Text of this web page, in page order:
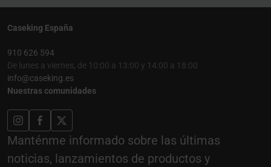
Caseking España
910 626 594
De lunes a viernes, de 10:00 a 13:00 y 14:00 a 18:00
info@caseking.es
Nuestras comunidades
Manténme informado sobre las últimas
noticias, lanzamientos de productos y